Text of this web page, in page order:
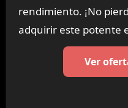
rendimiento. ¡No
adquirir este potente
Ver